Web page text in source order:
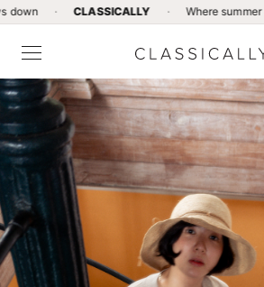
· CLASSICALLY · Where summer slows